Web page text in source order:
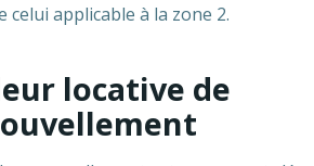
celui applicable à la zone 2.
locative de